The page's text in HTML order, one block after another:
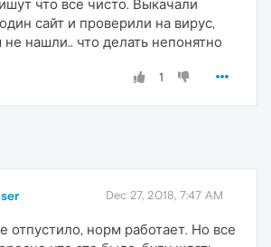
что все чисто. Выкачали
сайт и проверили на вирус,
нашли.. что делать непонятно
1
Dec 27, 2018, 7:47 AM
отпустило, норм работает. Но все